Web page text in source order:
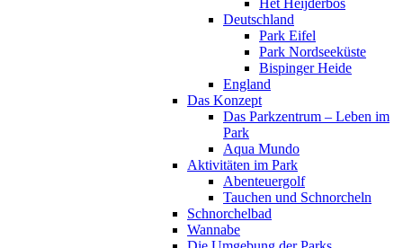
Het Heijderbos
Deutschland
Park Eifel
Park Nordseeküste
Bispinger Heide
England
Das Konzept
Das Parkzentrum – Leben im
Park
Aqua Mundo
Aktivitäten im Park
Abenteuergolf
Tauchen und Schnorcheln
Schnorchelbad
Wannabe